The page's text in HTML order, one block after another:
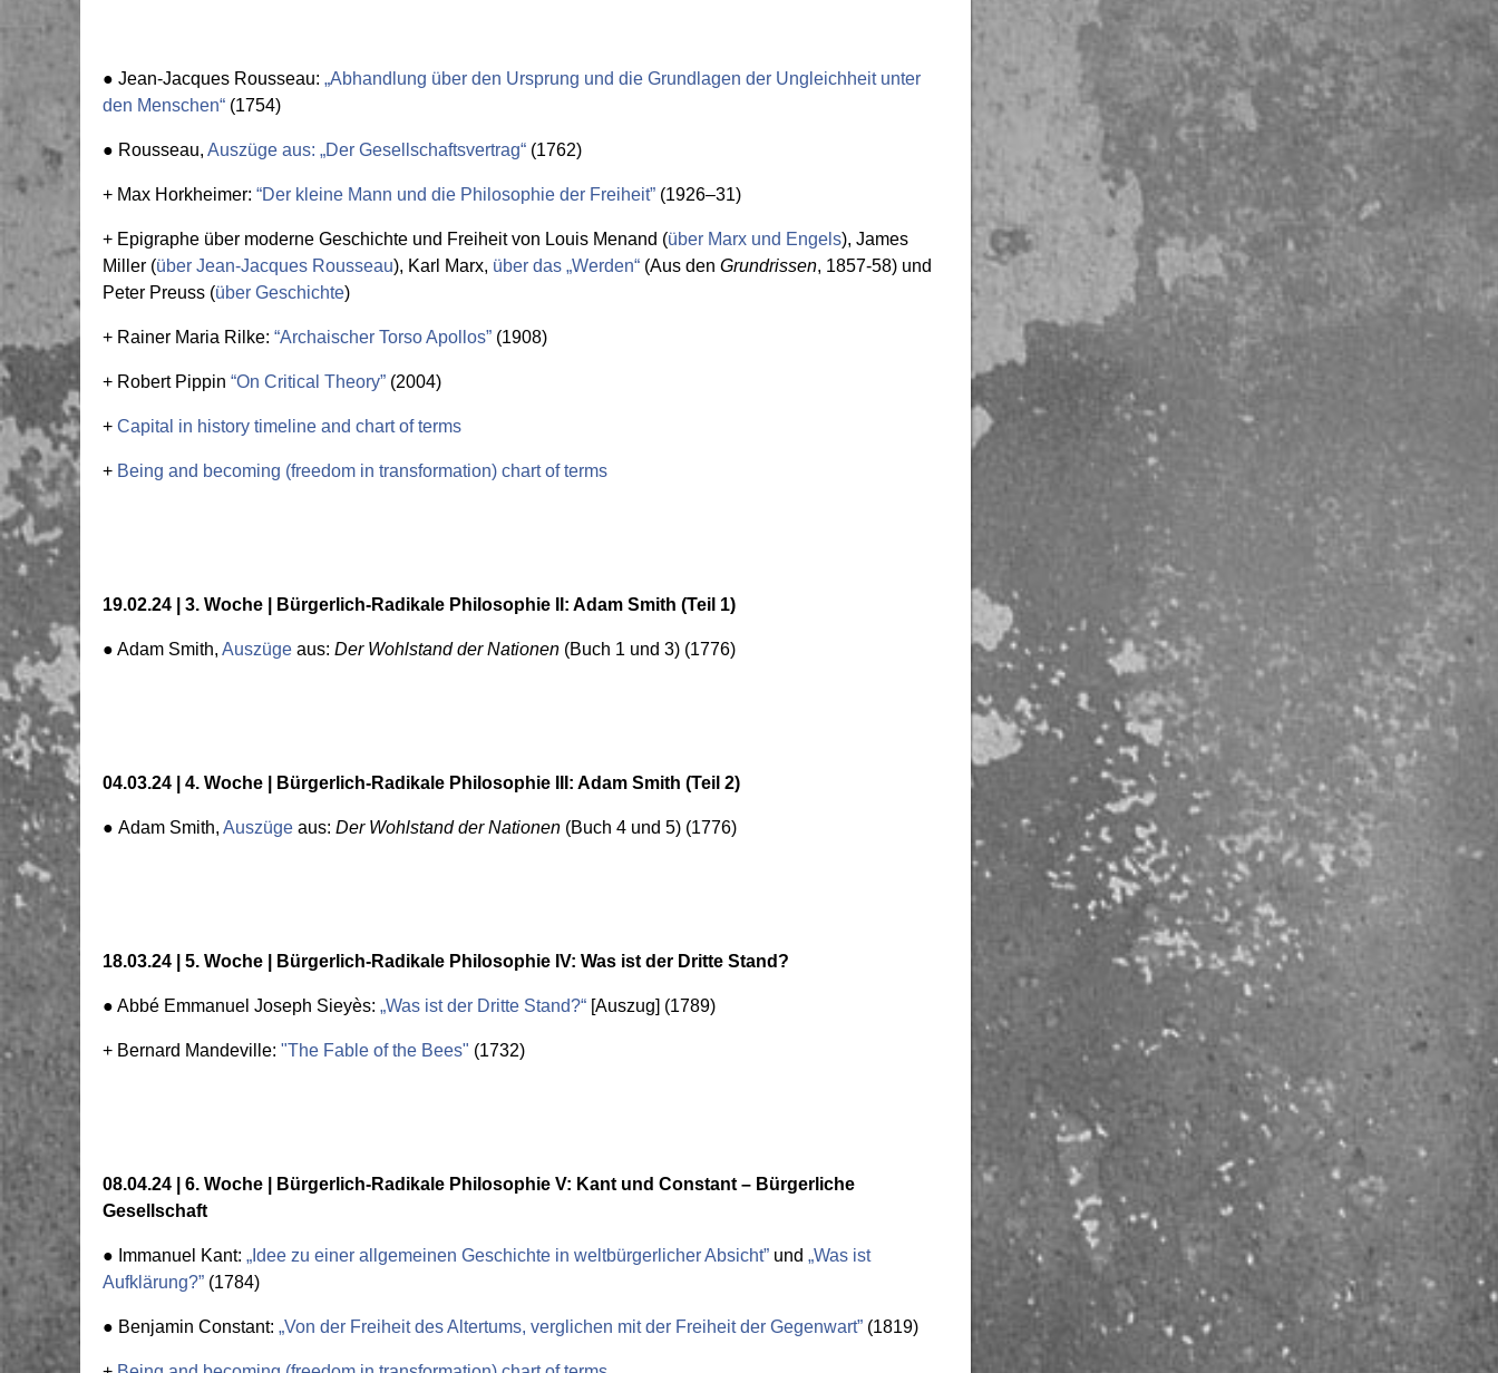
● Jean-Jacques Rousseau: „Abhandlung über den Ursprung und die Grundlagen der Ungleichheit unter
den Menschen“ (1754)
● Rousseau, Auszüge aus: „Der Gesellschaftsvertrag“ (1762)
+ Max Horkheimer: “Der kleine Mann und die Philosophie der Freiheit” (1926–31)
+ Epigraphe über moderne Geschichte und Freiheit von Louis Menand (über Marx und Engels), James
Miller (über Jean-Jacques Rousseau), Karl Marx, über das „Werden“ (Aus den Grundrissen, 1857-58) und
Peter Preuss (über Geschichte)
+ Rainer Maria Rilke: “Archaischer Torso Apollos” (1908)
+ Robert Pippin “On Critical Theory” (2004)
+ Capital in history timeline and chart of terms
+ Being and becoming (freedom in transformation) chart of terms
19.02.24 | 3. Woche | Bürgerlich-Radikale Philosophie II: Adam Smith (Teil 1)
● Adam Smith, Auszüge aus: Der Wohlstand der Nationen (Buch 1 und 3) (1776)
04.03.24 | 4. Woche | Bürgerlich-Radikale Philosophie III: Adam Smith (Teil 2)
● Adam Smith, Auszüge aus: Der Wohlstand der Nationen (Buch 4 und 5) (1776)
18.03.24 | 5. Woche | Bürgerlich-Radikale Philosophie IV: Was ist der Dritte Stand?
● Abbé Emmanuel Joseph Sieyès: „Was ist der Dritte Stand?“ [Auszug] (1789)
+ Bernard Mandeville: "The Fable of the Bees" (1732)
08.04.24 | 6. Woche | Bürgerlich-Radikale Philosophie V: Kant und Constant – Bürgerliche
Gesellschaft
● Immanuel Kant: „Idee zu einer allgemeinen Geschichte in weltbürgerlicher Absicht” und „Was ist
Aufklärung?” (1784)
● Benjamin Constant: „Von der Freiheit des Altertums, verglichen mit der Freiheit der Gegenwart” (1819)